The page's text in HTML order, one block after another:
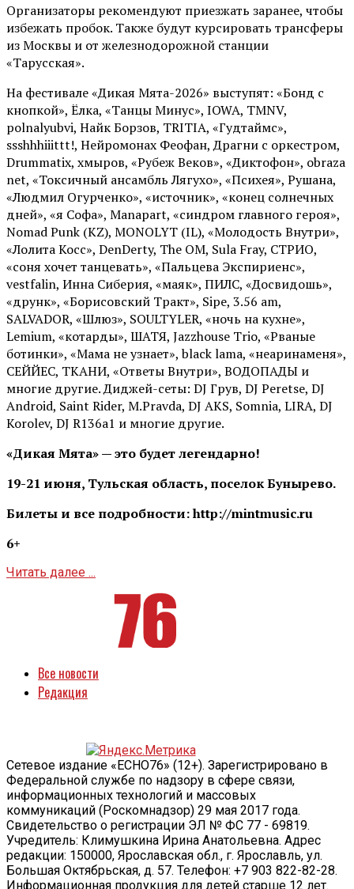
Организаторы рекомендуют приезжать заранее, чтобы
избежать пробок. Также будут курсировать трансферы
из Москвы и от железнодорожной станции
«Тарусская».
На фестивале «Дикая Мята-2026» выступят: «Бонд с
кнопкой», Ёлка, «Танцы Минус», IOWA, TMNV,
polnalyubvi, Найк Борзов, TRITIA, «Гудтаймс»,
ssshhhiiittt!, Нейромонах Феофан, Драгни с оркестром,
Drummatix, хмыров, «Рубеж Веков», «Диктофон», obraza
net, «Токсичный ансамбль Лягухо», «Психея», Рушана,
«Людмил Огурченко», «источник», «конец солнечных
дней», «я Софа», Manapart, «синдром главного героя»,
Nomad Punk (KZ), MONOLYT (IL), «Молодость Внутри»,
«Лолита Косс», DenDerty, The OM, Sula Fray, СТРИО,
«соня хочет танцевать», «Пальцева Экспириенс»,
vestfalin, Инна Сиберия, «маяк», ПИЛС, «Досвидошь»,
«друнк», «Борисовский Тракт», Sipe, 3.56 am,
SALVADOR, «Шлюз», SOULTYLER, «ночь на кухне»,
Lemium, «котарды», ШАТЯ, Jazzhouse Trio, «Рваные
ботинки», «Мама не узнает», black lama, «неаринаменя»,
СЕЙЙЕС, ТКАНИ, «Ответы Внутри», ВОДОПАДЫ и
многие другие. Диджей-сеты: DJ Грув, DJ Peretse, DJ
Android, Saint Rider, М.Pravda, DJ AKS, Somnia, LIRA, DJ
Korolev, DJ R136a1 и многие другие.
«Дикая Мята» — это будет легендарно!
19-21 июня, Тульская область, поселок Бунырево.
Билеты и все подробности: http://mintmusic.ru
6+
Читать далее ...
Все новости
Редакция
Сетевое издание «ECHO76» (12+). Зарегистрировано в
Федеральной службе по надзору в сфере связи,
информационных технологий и массовых
коммуникаций (Роскомнадзор) 29 мая 2017 года.
Свидетельство о регистрации ЭЛ № ФС 77 - 69819.
Учредитель: Климушкина Ирина Анатольевна. Адрес
редакции: 150000, Ярославская обл., г. Ярославль, ул.
Большая Октябрьская, д. 57. Телефон: +7 903 822-82-28.
Информационная продукция для детей старше 12 лет.